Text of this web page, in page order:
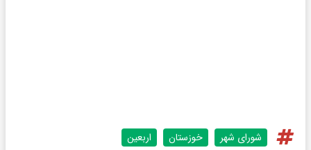
شورای شهر خوزستان اربعين